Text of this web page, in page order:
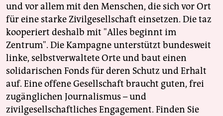
und vor allem mit den Menschen, die sich vor Ort
für eine starke Zivilgesellschaft einsetzen. Die taz
kooperiert deshalb mit "Alles beginnt im
Zentrum". Die Kampagne unterstützt bundesweit
linke, selbstverwaltete Orte und baut einen
solidarischen Fonds für deren Schutz und Erhalt
auf. Eine offene Gesellschaft braucht guten, frei
zugänglichen Journalismus – und
zivilgesellschaftliches Engagement. Finden Sie